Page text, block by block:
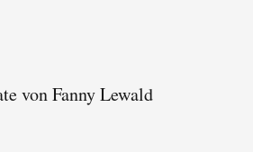
von Fanny Lewald